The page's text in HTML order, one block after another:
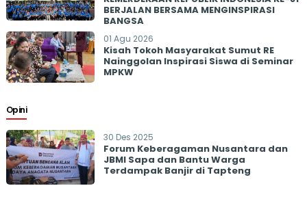
BERJALAN BERSAMA MENGINSPIRASI
BANGSA
01 Agu 2026
Kisah Tokoh Masyarakat Sumut RE
Nainggolan Inspirasi Siswa di Seminar
MPKW
Opini
30 Des 2025
Forum Keberagaman Nusantara dan
JBMI Sapa dan Bantu Warga
Terdampak Banjir di Tapteng